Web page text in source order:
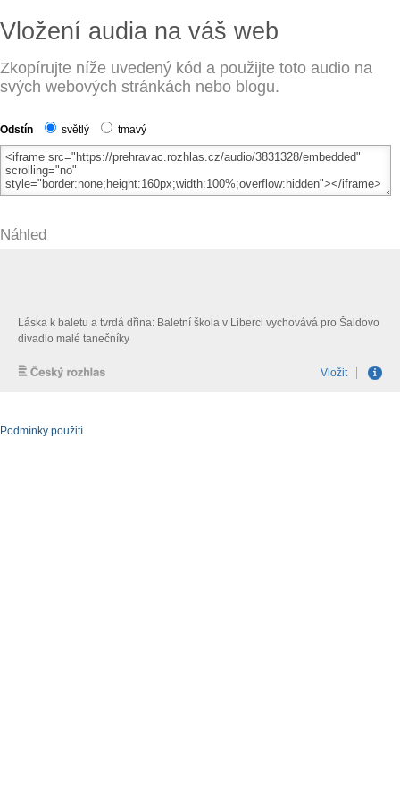
Vložení audia na váš web
Zkopírujte níže uvedený kód a použijte toto audio na
svých webových stránkách nebo blogu.
Odstín světlý tmavý
Náhled
Podmínky použití